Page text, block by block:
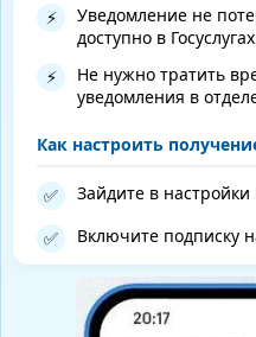
⚡
Уведомление не
доступно в Госуслугах
⚡
Не нужно тратить
уведомления в
Как настроить
✅ Зайдите в настройки
✅ Включите подписку